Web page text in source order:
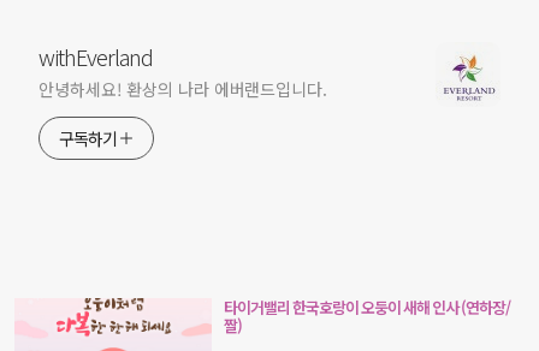
withEverland
안녕하세요! 환상의 나라 에버랜드입니다.
구독하기
타이거밸리 한국호랑이 오둥이 새해 인사 (연하장/
짤)